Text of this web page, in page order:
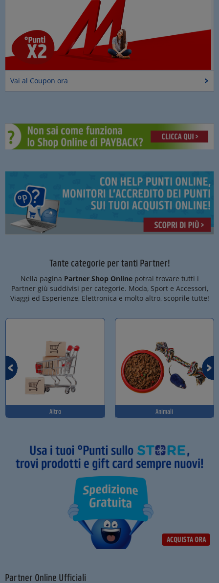
Vai al Coupon ora
Tante categorie per tanti Partner!
Nella pagina Partner Shop Onlinepotrai trovare tutti i
Partner giù suddivisi per categorie. Moda, Sport e Accessori,
Viaggi ed Esperienze, Elettronica e molto altro, scoprile tutte!
Altro Animali
Partner Online Ufficiali